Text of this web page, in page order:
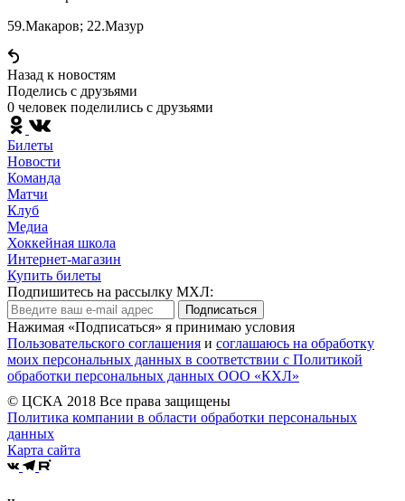
59.Макаров; 22.Мазур
Назад к новостям
Поделись c друзьями
0 человек поделились c друзьями
Билеты
Новости
Команда
Матчи
Клуб
Медиа
Хоккейная школа
Интернет-магазин
Купить билеты
Подпишитесь на рассылку МХЛ:
Подписаться
Нажимая «Подписаться» я принимаю условия
Пользовательского соглашения и соглашаюсь на обработку
моих персональных данных в соответствии с Политикой
обработки персональных данных ООО «КХЛ»
© ЦСКА 2018 Все права защищены
Политика компании в области обработки персональных
данных
Карта сайта